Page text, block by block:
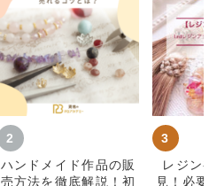
ハンドメイド作品の販
売方法を徹底解説！初
レジン
見！必要